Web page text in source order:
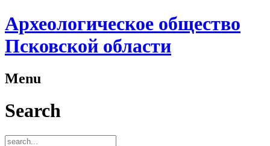
Археологическое общество
Псковской области
Menu
Search